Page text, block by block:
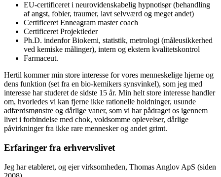
EU-certificeret i neurovidenskabelig hypnotisør (behandling
af angst, fobier, traumer, lavt selvværd og meget andet)
Certificeret Enneagram master coach
Certificeret Projektleder
Ph.D. indenfor Biokemi, statistik, metrologi (måleusikkerhed
ved kemiske målinger), intern og ekstern kvalitetskontrol
Farmaceut.
Hertil kommer min store interesse for vores menneskelige hjerne og
dens funktion (set fra en bio-kemikers synsvinkel), som jeg med
interesse har studeret de sidste 15 år. Min helt store interesse handler
om, hvorledes vi kan fjerne ikke rationelle holdninger, usunde
adfærdsmønstre og dårlige vaner, som vi har pådraget os igennem
livet i forbindelse med chok, voldsomme oplevelser, dårlige
påvirkninger fra ikke rare mennesker og andet grimt.
Erfaringer fra erhvervslivet
Jeg har etableret, og ejer virksomheden, Thomas Anglov ApS (siden